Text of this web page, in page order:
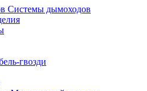
Системы дымоходов
гвозди